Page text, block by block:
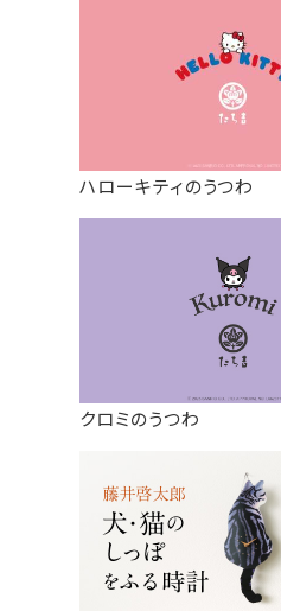
ハローキティのうつわ
クロミのうつわ